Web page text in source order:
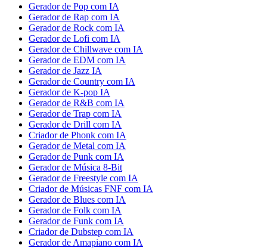
Gerador de Pop com IA
Gerador de Rap com IA
Gerador de Rock com IA
Gerador de Lofi com IA
Gerador de Chillwave com IA
Gerador de EDM com IA
Gerador de Jazz IA
Gerador de Country com IA
Gerador de K-pop IA
Gerador de R&B com IA
Gerador de Trap com IA
Gerador de Drill com IA
Criador de Phonk com IA
Gerador de Metal com IA
Gerador de Punk com IA
Gerador de Música 8-Bit
Gerador de Freestyle com IA
Criador de Músicas FNF com IA
Gerador de Blues com IA
Gerador de Folk com IA
Gerador de Funk com IA
Criador de Dubstep com IA
Gerador de Amapiano com IA